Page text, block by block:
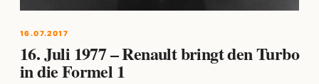
16.07.2017
16. Juli 1977 – Renault bringt den Turbo
in die Formel 1